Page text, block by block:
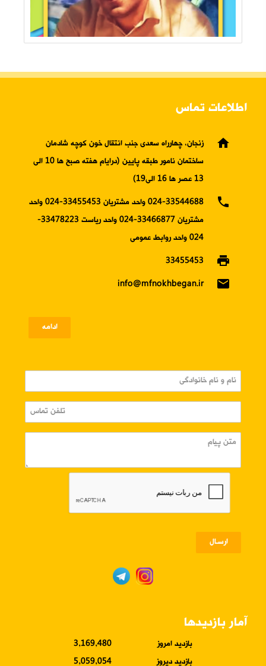
اطلاعات تماس
home
زنجان، چهارراه سعدی جنب انتقال خون کوچه شادمان
ساختمان نامور طبقه پایین (درایام هفته صبح ها 10 الی
13 عصر ها 16 الی19)
phone
024-33544688 واحد مشتریان 33455453-024 واحد
مشتریان 33466877-024 واحد ریاست 33478223-
024 واحد روابط عمومی
print
33455453
email
info@mfnokhbegan.ir
ادامه
ارسـال
آمار بازدیدها
بازدید امروز
3,169,480
بازدید دیروز
5,059,054